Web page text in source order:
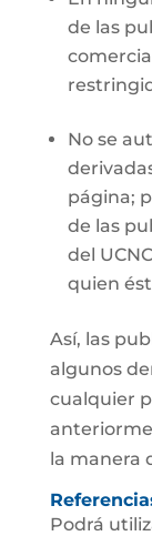
de las
No se
página;
de las
del
quien
Así, las
algunos
cualquier
la manera
Podrá